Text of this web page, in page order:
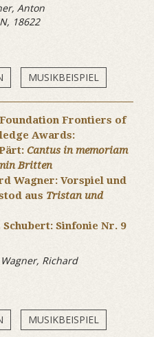
Anton
18622
MUSIKBEISPIEL
Foundation Frontiers of
Awards:
Cantus in memoriam
Britten
Wagner: Vorspiel und
aus Tristan und
Schubert: Sinfonie Nr. 9
Richard
MUSIKBEISPIEL